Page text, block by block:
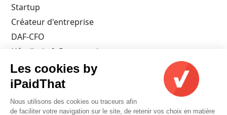
Les cookies by
iPaidThat
Nous utilisons des cookies ou traceurs afin
de faciliter votre navigation sur le site, de retenir vos choix en matière
Startup
Créateur d'entreprise
DAF-CFO
Hôtellerie & Restauration
Architecte
Artisan
Commerçant
Pharmacien